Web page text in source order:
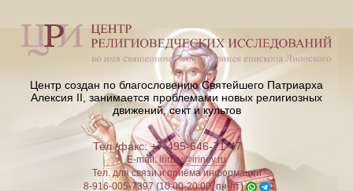
Центр создан по благословению Святейшего Патриарха
Алексия II, занимается проблемами новых религиозных
движений, сект и культов
Тел./факс: +7-495-646-71-47
E-mail:iriney@iriney.ru
Тел. для связи и приёма информации
8-916-005-7397 (10:00-20:00, пн-пт)